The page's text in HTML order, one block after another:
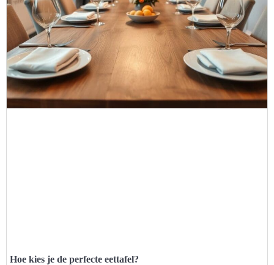
Hoe kies je de perfecte eettafel?